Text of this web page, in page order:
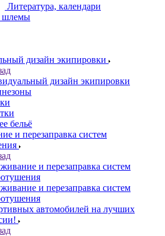
Литература, календари
дизайн экипировки
дизайн экипировки
бельё
и перезаправка систем
и перезаправка систем
и перезаправка систем
автомобилей на лучших